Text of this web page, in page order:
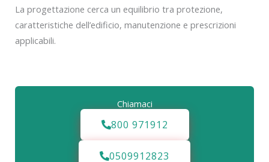
La progettazione cerca un equilibrio tra protezione,
caratteristiche dell’edificio, manutenzione e prescrizioni
applicabili.
Chiamaci
800 971912
0509912823